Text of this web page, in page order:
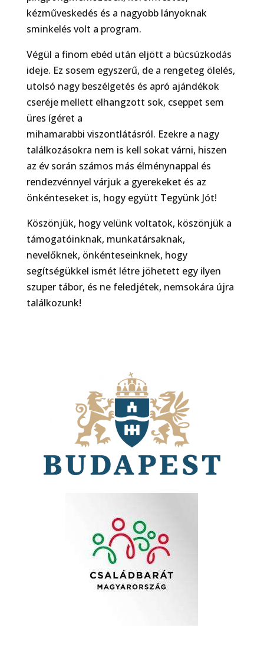
kézműveskedés és a nagyobb lányoknak
sminkelés volt a program.
Végül a finom ebéd után eljött a búcsúzkodás
ideje. Ez sosem egyszerű, de a rengeteg ölelés,
utolsó nagy beszélgetés és apró ajándékok
cseréje mellett elhangzott sok, cseppet sem
üres ígéret a
mihamarabbi viszontlátásról. Ezekre a nagy
találkozásokra nem is kell sokat várni, hiszen
az év során számos más élménynappal és
rendezvénnyel várjuk a gyerekeket és az
önkénteseket is, hogy együtt Tegyünk Jót!
Köszönjük, hogy velünk voltatok, köszönjük a
támogatóinknak, munkatársaknak,
nevelőknek, önkénteseinknek, hogy
segítségükkel ismét létre jöhetett egy ilyen
szuper tábor, és ne feledjétek, nemsokára újra
találkozunk!